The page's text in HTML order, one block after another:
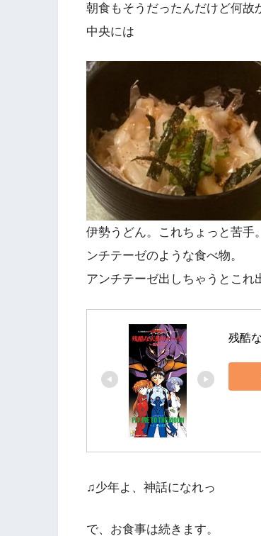
朝食もそうだったんだけど何故
中央には
伊勢うどん。これちょっと苦手
ンチテーゼのような食べ物。
アンチテーゼ出しちゃうとこれ
残酷
♫少年よ、神話になれっ
で、お食事は続きます。